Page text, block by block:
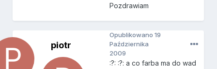
Pozdrawiam
piotr
Opublikowano19
Października
2009
:?: :?: a co farba ma do wad